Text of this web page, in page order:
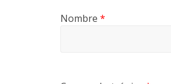
Nombre *